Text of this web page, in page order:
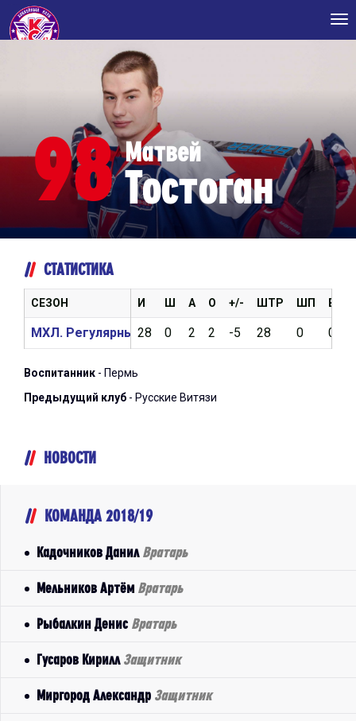
98 Матвей
Тостоган
СТАТИСТИКА
И Ш А О +/- ШТР ШП ВБР
28 0 2 2 -5 28 0 0
СЕЗОН
МХЛ. Регулярный чемпионат 2018/2019
Воспитанник - Пермь
Предыдущий клуб - Русские Витязи
НОВОСТИ
КОМАНДА 2018/19
Кадочников Данил Вратарь
Мельников Артём Вратарь
Рыбалкин Денис Вратарь
Гусаров Кирилл Защитник
Миргород Александр Защитник